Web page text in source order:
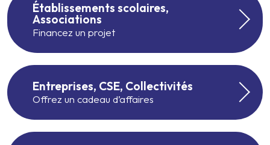
Établissements scolaires,
Associations
Financez un projet
Entreprises, CSE, Collectivités
Offrez un cadeau d’affaires